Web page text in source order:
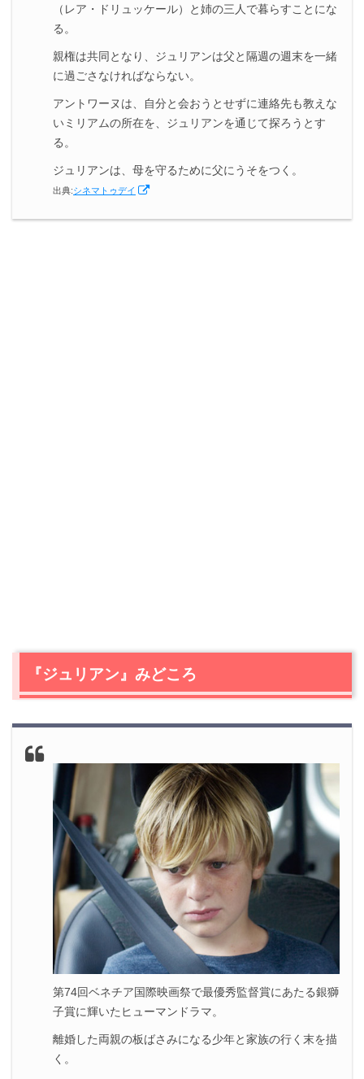
（レア・ドリュッケール）と姉の三人で暮らすことにな
る。
親権は共同となり、ジュリアンは父と隔週の週末を一緒
に過ごさなければならない。
アントワーヌは、自分と会おうとせずに連絡先も教えな
いミリアムの所在を、ジュリアンを通じて探ろうとす
る。
ジュリアンは、母を守るために父にうそをつく。
出典:シネマトゥデイ
『ジュリアン』みどころ
第74回ベネチア国際映画祭で最優秀監督賞にあたる銀獅
子賞に輝いたヒューマンドラマ。
離婚した両親の板ばさみになる少年と家族の行く末を描
く。